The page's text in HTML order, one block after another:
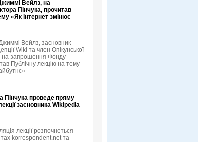
Вейлз, на
Пінчука, прочитав
«Як інтернет змінює
Вейлз, засновник
Wiki та член Опікунської
на запрошення Фонду
Публічну лекцію на тему
Пінчука проведе пряму
засновника Wikipedia
лекції розпочнеться
korrespondent.net та